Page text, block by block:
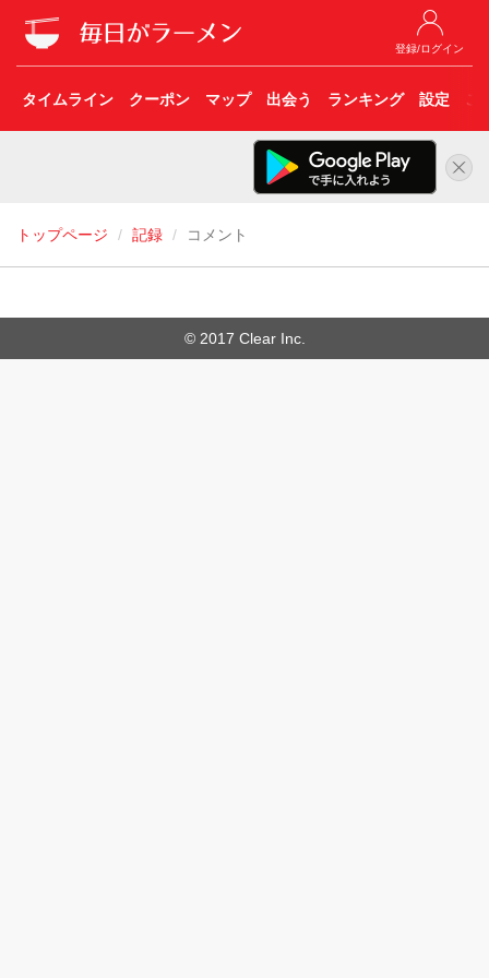
登録/ログイン
タイムライン クーポン マップ 出会う ランキング 設定 こ
トップページ 記録 コメント
© 2017 Clear Inc.